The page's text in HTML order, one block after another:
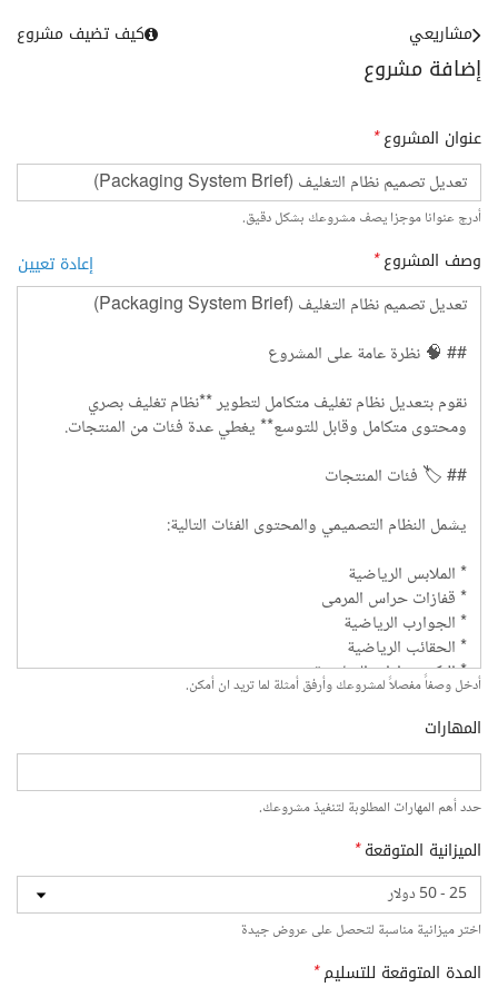
إضافة مشروع
مشاريعي كيف تضيف مشروع
عنوان المشروع*
أدرج عنوانا موجزا يصف مشروعك بشكل دقيق.
وصف المشروع* إعادة تعيين
أدخل وصفاً مفصلاً لمشروعك وأرفق أمثلة لما تريد ان أمكن.
المهارات
حدد أهم المهارات المطلوبة لتنفيذ مشروعك.
الميزانية المتوقعة*
اختر ميزانية مناسبة لتحصل على عروض جيدة
المدة المتوقعة للتسليم*